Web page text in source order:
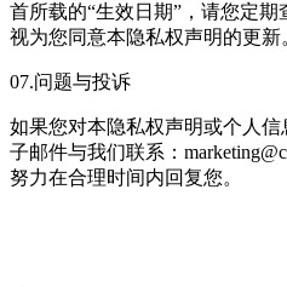
首所载的“生效日期”，请您定
视为您同意本隐私权声明的更新
07.问题与投诉
如果您对本隐私权声明或个人
子邮件与我们联系：
努力在合理时间内回复您。